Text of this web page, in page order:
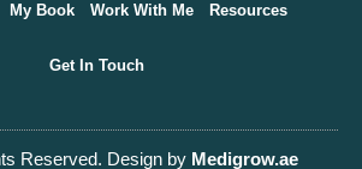
My Book Work With Me Resources
Get In Touch
Reserved. Design by Medigrow.ae